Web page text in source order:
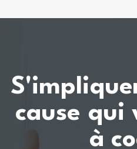
cause qui
à